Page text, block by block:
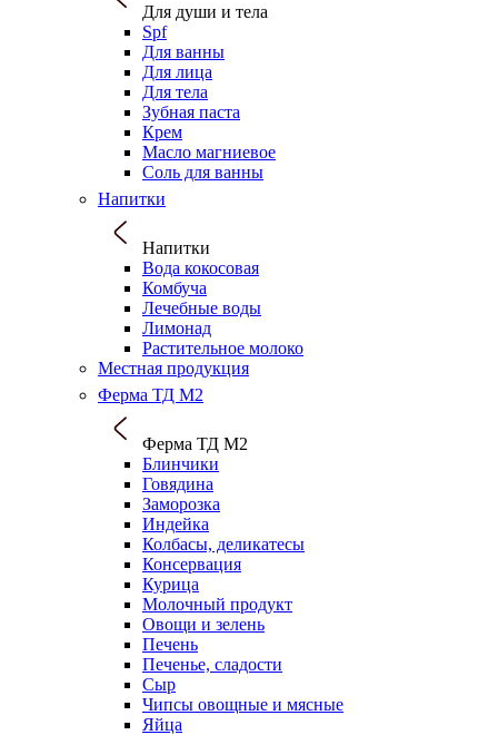
Для души и тела
Spf
Для ванны
Для лица
Для тела
Зубная паста
Крем
Масло магниевое
Соль для ванны
Напитки
Напитки
Вода кокосовая
Комбуча
Лечебные воды
Лимонад
Растительное молоко
Местная продукция
Ферма ТД М2
Ферма ТД М2
Блинчики
Говядина
Заморозка
Индейка
Колбасы, деликатесы
Консервация
Курица
Молочный продукт
Овощи и зелень
Печень
Печенье, сладости
Сыр
Чипсы овощные и мясные
Яйца